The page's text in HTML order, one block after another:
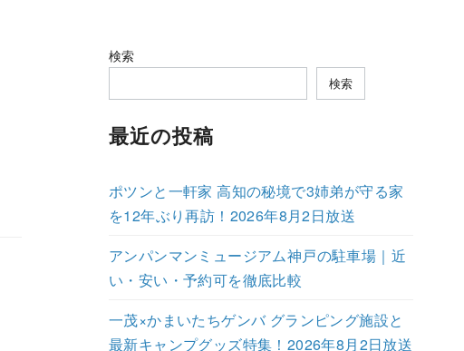
検索
検索
最近の投稿
ポツンと一軒家 高知の秘境で3姉弟が守る家
を12年ぶり再訪！2026年8月2日放送
アンパンマンミュージアム神戸の駐車場｜近
い・安い・予約可を徹底比較
一茂×かまいたちゲンバ グランピング施設と
最新キャンプグッズ特集！2026年8月2日放送